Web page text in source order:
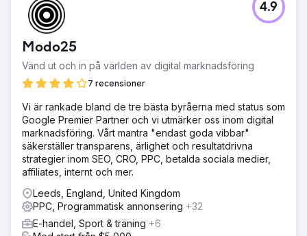
Modo25
Vänd ut och in på världen av digital marknadsföring
7 recensioner
4.9
Vi är rankade bland de tre bästa byråerna med status som
Google Premier Partner och vi utmärker oss inom digital
marknadsföring. Vårt mantra "endast goda vibbar"
säkerställer transparens, ärlighet och resultatdrivna
strategier inom SEO, CRO, PPC, betalda sociala medier,
affiliates, internt och mer.
Leeds, England, United Kingdom
PPC, Programmatisk annonsering +32
E-handel, Sport & träning +6